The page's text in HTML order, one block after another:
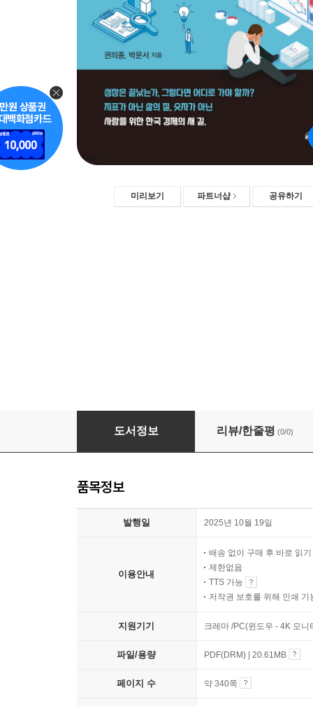
미리보기 파트너샵 공유하기
저성장의 덫, 한국 경제 리셋
도서정보 리뷰/한줄평 (0/0)
품목정보
발행일 2025년 10월 19일
이용안내
배송 없이 구매 후 바로 읽기
제한없음
TTS 가능
저작권 보호를 위해 인쇄 기
지원기기 크레마 /PC(윈도우 - 4K 모
파일/용량 PDF(DRM) | 20.61MB
페이지 수 약 340쪽